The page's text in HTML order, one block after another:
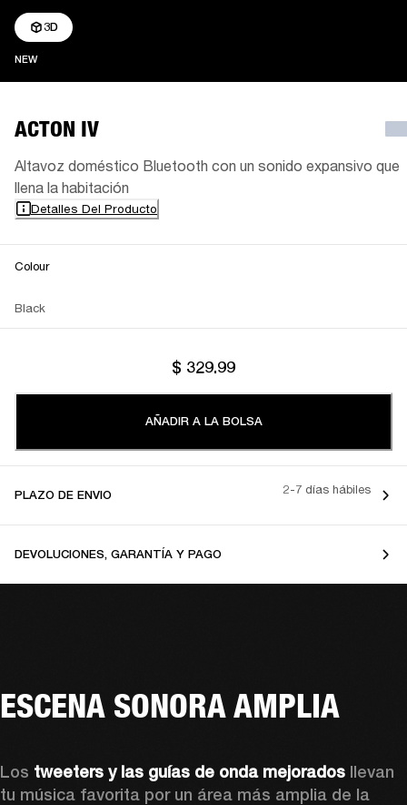
NEWNEW
3D
ACTON IV
Altavoz doméstico Bluetooth con un sonido expansivo que
llena la habitación
Detalles Del Producto
Colour
Black
$ 329.99
AÑADIR A LA BOLSA
PLAZO DE ENVIO 2-7 días hábiles
DEVOLUCIONES, GARANTÍA Y PAGO
ESCENA SONORA AMPLIA
Los tweeters y las guías de onda mejorados llevan
tu música favorita por un área más amplia de la